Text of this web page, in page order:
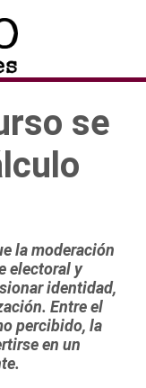
se
la moderación
electoral y
identidad,
Entre el
percibido, la
en un